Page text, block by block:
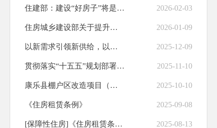
治安管理
便民惠民
规划纲要
职业培训
助企纾困
水利安全生产
交通运输
住建部：建设“好房子”将是房企和建筑企业的新赛道 2026-02-03
住房城乡建设部关于提升住房品质的意见 2026-01-09
以新需求引领新供给，以新供给创造新需求，构建住建发展新格局 2025-12-09
贯彻落实“十五五”规划部署 加快构建房地产发展新模式 2025-11-10
康乐县棚户区改造项目（城中村党校巷片区、城中村冯家庄片区）概况 2025-10-10
《住房租赁条例》 2025-09-08
[保障性住房]《住房租赁条例》 2025-08-13